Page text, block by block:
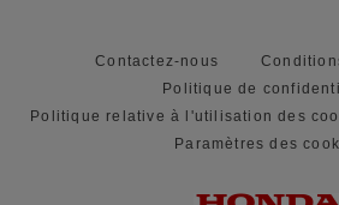
Contactez-nous
Politique de
Politique relative à l'utilisation des
Paramètres des